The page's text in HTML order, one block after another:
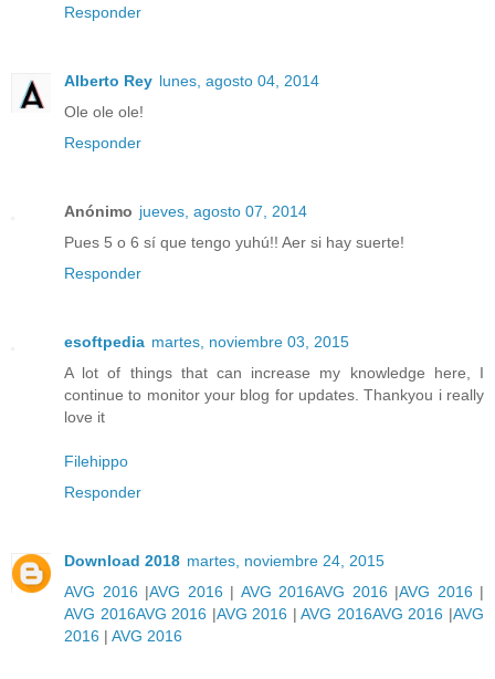
Responder
Alberto Rey lunes, agosto 04, 2014
Ole ole ole!
Responder
Anónimo jueves, agosto 07, 2014
Pues 5 o 6 sí que tengo yuhú!! Aer si hay suerte!
Responder
esoftpedia martes, noviembre 03, 2015
A lot of things that can increase my knowledge here, I
continue to monitor your blog for updates. Thankyou i really
love it
Filehippo
Responder
Download 2018 martes, noviembre 24, 2015
AVG 2016 |AVG 2016 | AVG 2016AVG 2016 |AVG 2016 |
AVG 2016AVG 2016 |AVG 2016 |AVG 2016AVG 2016 |AVG
2016 | AVG 2016